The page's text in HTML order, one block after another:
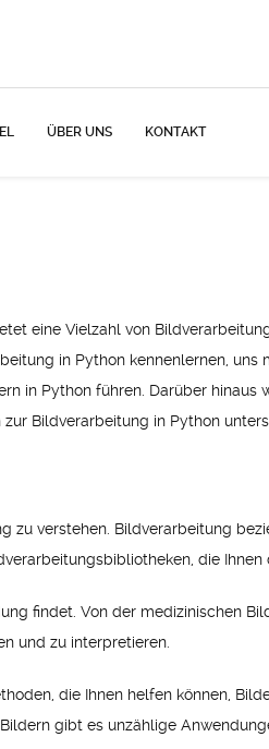
ÜBER UNS KONTAKT
eine Vielzahl von
in Python kennenlernen,
in Python führen. Darüber hinaus
Bildverarbeitung in Python
zu verstehen. Bildverarbeitung
die Ihnen
findet. Von der medizinischen
und zu interpretieren.
die Ihnen helfen können,
gibt es unzählige